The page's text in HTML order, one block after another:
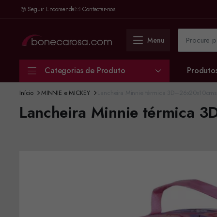
Seguir Encomenda Contactar-nos
Menu
Categorias de Produto
Início MINNIE e MICKEY
Lancheira Minnie térmica